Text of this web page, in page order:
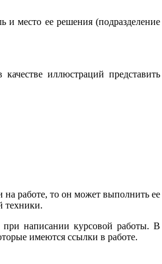
и место ее решения (подразделение
иллюстраций представить
работе, то он может выполнить ее
техники.
при написании курсовой работы. В
имеются ссылки в работе.